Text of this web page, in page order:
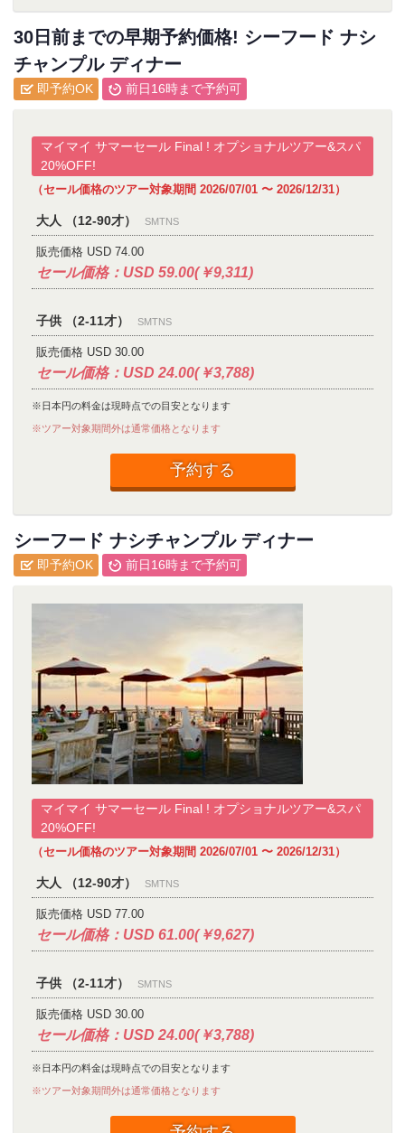
30日前までの早期予約価格! シーフード ナシ
チャンプル ディナー
即予約OK 前日16時まで予約可
マイマイ サマーセール Final ! オプショナルツアー&スパ
20%OFF!
（セール価格のツアー対象期間 2026/07/01 〜 2026/12/31）
大人 （12-90才） SMTNS
販売価格 USD 74.00
セール価格：USD 59.00(￥9,311)
子供 （2-11才） SMTNS
販売価格 USD 30.00
セール価格：USD 24.00(￥3,788)
※日本円の料金は現時点での目安となります
※ツアー対象期間外は通常価格となります
予約する
シーフード ナシチャンプル ディナー
即予約OK 前日16時まで予約可
マイマイ サマーセール Final ! オプショナルツアー&スパ
20%OFF!
（セール価格のツアー対象期間 2026/07/01 〜 2026/12/31）
大人 （12-90才） SMTNS
販売価格 USD 77.00
セール価格：USD 61.00(￥9,627)
子供 （2-11才） SMTNS
販売価格 USD 30.00
セール価格：USD 24.00(￥3,788)
※日本円の料金は現時点での目安となります
※ツアー対象期間外は通常価格となります